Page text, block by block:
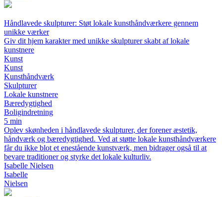
Håndlavede skulpturer: Støt lokale kunsthåndværkere gennem
unikke værker
Giv dit hjem karakter med unikke skulpturer skabt af lokale
kunstnere
Kunst
Kunst
Kunsthåndværk
Skulpturer
Lokale kunstnere
Bæredygtighed
Boligindretning
5 min
Oplev skønheden i håndlavede skulpturer, der forener æstetik,
håndværk og bæredygtighed. Ved at støtte lokale kunsthåndværkere
får du ikke blot et enestående kunstværk, men bidrager også til at
bevare traditioner og styrke det lokale kulturliv.
Isabelle Nielsen
Isabelle
Nielsen